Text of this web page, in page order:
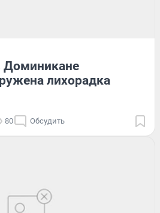
Доминикане
лихорадка
80 Обсудить